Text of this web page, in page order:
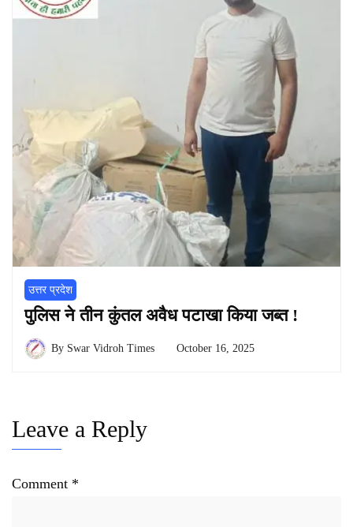
उत्तर प्रदेश
पुलिस ने तीन कुंतल अवैध पटाखा किया जब्त !
By Swar Vidroh Times October 16, 2025
Leave a Reply
Comment *